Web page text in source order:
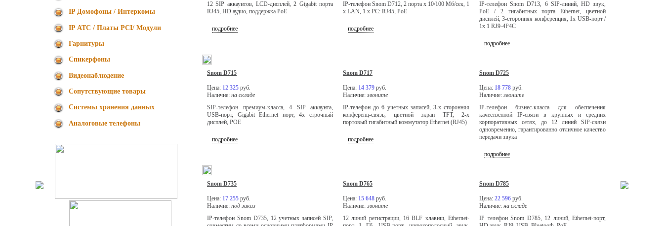
IP Домофоны / Интеркомы
IP АТС / Платы PCI/ Модули
Гарнитуры
Спикерфоны
Видеонаблюдение
Сопутствующие товары
Cистемы хранения данных
Аналоговые телефоны
12 SIP аккаунтов, LCD-дисплей, 2 Gigabit порта
RJ45, HD аудио, поддержка PoE
подробнее
IP-телефон Snom D712, 2 порта x 10/100 Мб/сек, 1
x LAN, 1 x PC: RJ45, PoE
подробнее
IP-телефон Snom D713, 6 SIP-линий, HD звук,
PoE / 2 гигабитных порта Ethernet, цветной
дисплей, 3-сторонняя конференция, 1x USB-порт /
1x 1 RJ9-4P4C
подробнее
Snom D715
Цена: 12 325 руб.
Наличие: на складе
SIP-телефон премиум-класса, 4 SIP аккаунта,
USB-порт, Gigabit Ethernet порт, 4х строчный
дисплей, POE
подробнее
Snom D717
Цена: 14 379 руб.
Наличие: звоните
IP-телефон до 6 учетных записей, 3-х сторонняя
конференц-связь, цветной экран TFT, 2-х
портовый гигабитный коммутатор Ethernet (RJ45)
подробнее
Snom D725
Цена: 18 778 руб.
Наличие: звоните
IP-телефон бизнес-класса для обеспечения
качественной IP-связи в крупных и средних
корпоративных сетях, до 12 линий SIP-связи
одновременно, гарантированно отличное качество
передачи звука
подробнее
Snom D735
Цена: 17 255 руб.
Наличие: под заказ
IP-телефон Snom D735, 12 учетных записей SIP,
Snom D765
Цена: 15 648 руб.
Наличие: звоните
12 линий регистрации, 16 BLF клавиш, Ethernet-
Snom D785
Цена: 22 596 руб.
Наличие: на складе
IP телефон Snom D785, 12 линий, Ethernet-порт,